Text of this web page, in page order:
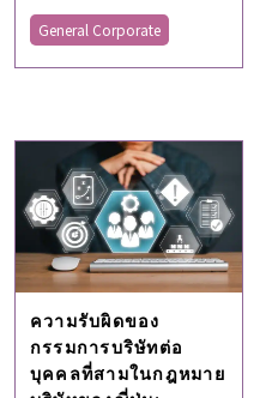
General Corporate
ความรับผิดของ
กรรมการบริษัทต่อ
บุคคลที่สามในกฎหมาย